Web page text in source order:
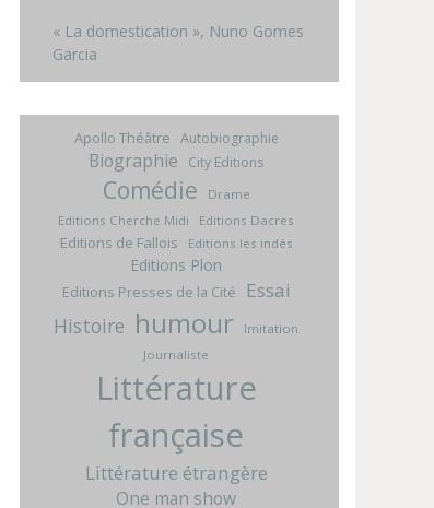
« La domestication », Nuno Gomes
Garcia
Apollo Théâtre Autobiographie
Biographie City Editions
Comédie
Drame
Editions Cherche Midi
Editions Dacres
Editions de Fallois Editions les indés
Editions Plon
Editions Presses de la Cité Essai
Histoire humour
Imitation
Journaliste
Littérature
française
Littérature étrangère
One man show